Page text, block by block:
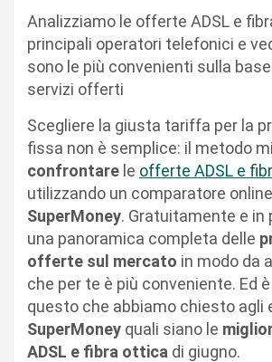
Analizziamo le offerte ADSL e
principali operatori telefonici e
sono le più convenienti sulla
servizi offerti
Scegliere la giusta tariffa per la
fissa non è semplice: il metodo
confrontare le offerte ADSL e
utilizzando un comparatore
SuperMoney. Gratuitamente e in
una panoramica completa delle
offerte sul mercato in modo da
che per te è più conveniente. Ed
questo che abbiamo chiesto agli
SuperMoney quali siano le
ADSL e fibra ottica di giugno.